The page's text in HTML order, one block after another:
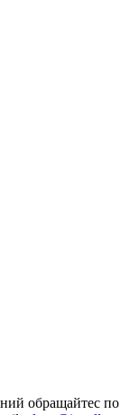
обращайтес по